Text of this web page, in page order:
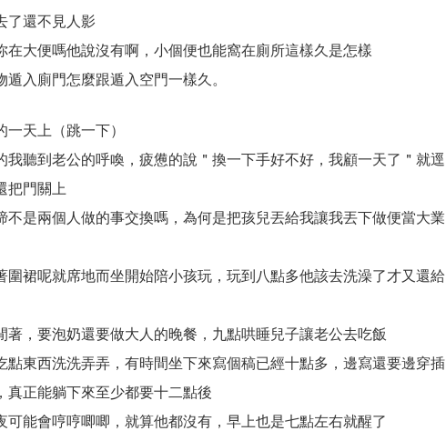
了還不見人影
在大便嗎他說沒有啊，小個便也能窩在廁所這樣久是怎樣
遁入廁門怎麼跟遁入空門一樣久。
一天上（跳一下）
我聽到老公的呼喚，疲憊的說＂換一下手好不好，我顧一天了＂就逕
把門關上
不是兩個人做的事交換嗎，為何是把孩兒丟給我讓我丟下做便當大業
圍裙呢就席地而坐開始陪小孩玩，玩到八點多他該去洗澡了才又還給
著，要泡奶還要做大人的晚餐，九點哄睡兒子讓老公去吃飯
點東西洗洗弄弄，有時間坐下來寫個稿已經十點多，邊寫還要邊穿插
真正能躺下來至少都要十二點後
可能會哼哼唧唧，就算他都沒有，早上也是七點左右就醒了